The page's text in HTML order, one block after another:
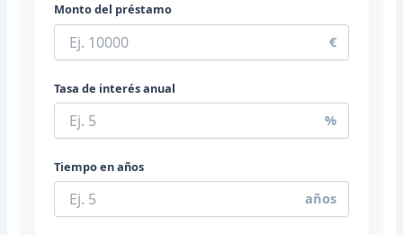
Monto del préstamo
€
Tasa de interés anual
%
Tiempo en años
años